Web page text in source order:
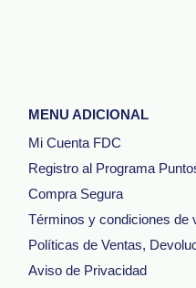
MENU ADICIONAL
Mi Cuenta FDC
Registro al Programa
Compra Segura
Términos y condiciones de
Políticas de Ventas,
Aviso de Privacidad